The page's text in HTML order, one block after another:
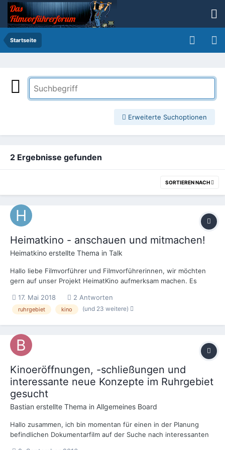
Startseite
Erweiterte Suchoptionen
2 Ergebnisse gefunden
SORTIEREN NACH
Heimatkino - anschauen und mitmachen!
Heimatkino erstellte Thema in Talk
Hallo liebe Filmvorführer und Filmvorführerinnen, wir möchten
gern auf unser Projekt HeimatKino aufmerksam machen. Es
Kino im Ruhrgebiet. Sieben sinnliche Kurzfilme zu sieben ganz
unterschiedlichen Kinotypen. Die Pr...
17. Mai 2018 2 Antworten
ruhrgebiet kino (und 23 weitere)
Kinoeröffnungen, -schließungen und
interessante neue Konzepte im Ruhrgebiet
gesucht
Bastian erstellte Thema in Allgemeines Board
Hallo zusammen, ich bin momentan für einen in der Planung
befindlichen Dokumentarfilm auf der Suche nach interessanten